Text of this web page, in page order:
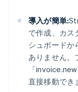
導入が簡単:
で作成、カス
シュボードか
ありません。
「
直接移動でき